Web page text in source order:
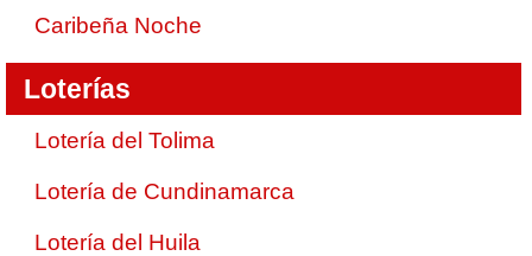
Caribeña Noche
Loterías
Lotería del Tolima
Lotería de Cundinamarca
Lotería del Huila